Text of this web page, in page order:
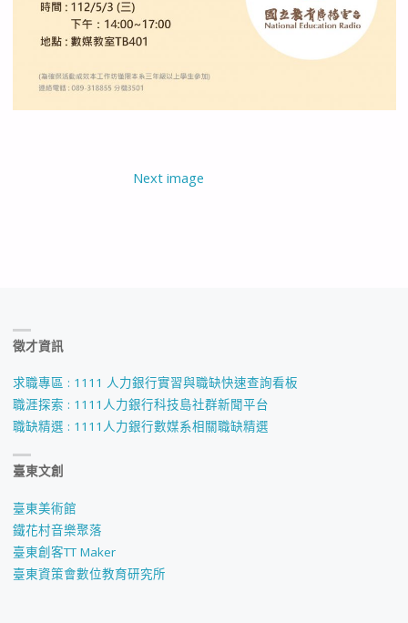
Next image
徵才資訊
求職專區 : 1111 人力銀行實習與職缺快速查詢看板
職涯探索 : 1111人力銀行科技島社群新聞平台
職缺精選 : 1111人力銀行數媒系相關職缺精選
臺東文創
臺東美術館
鐵花村音樂聚落
臺東創客TT Maker
臺東資策會數位教育研究所